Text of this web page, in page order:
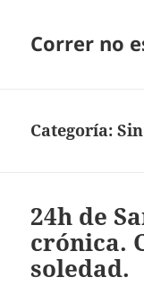
Correr no
Categoría:
24h de
crónica.
soledad.